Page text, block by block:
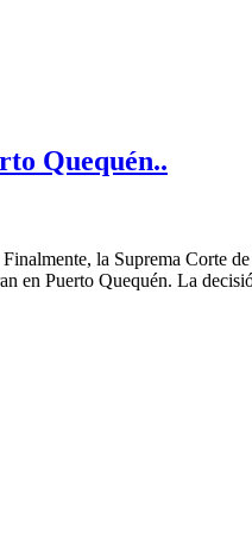
Quequén..
la Suprema Corte
en Puerto Quequén. La